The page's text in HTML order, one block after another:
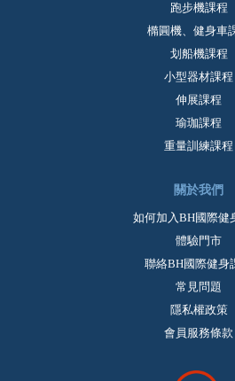
跑步機課程
橢圓機、健身車
划船機課程
小型器材課程
伸展課程
瑜珈課程
重量訓練課程
關於我們
如何加入BH國際健
體驗門市
聯絡BH國際健身
常見問題
隱私權政策
會員服務條款